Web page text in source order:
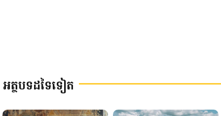
អត្ថបទដទៃទៀត